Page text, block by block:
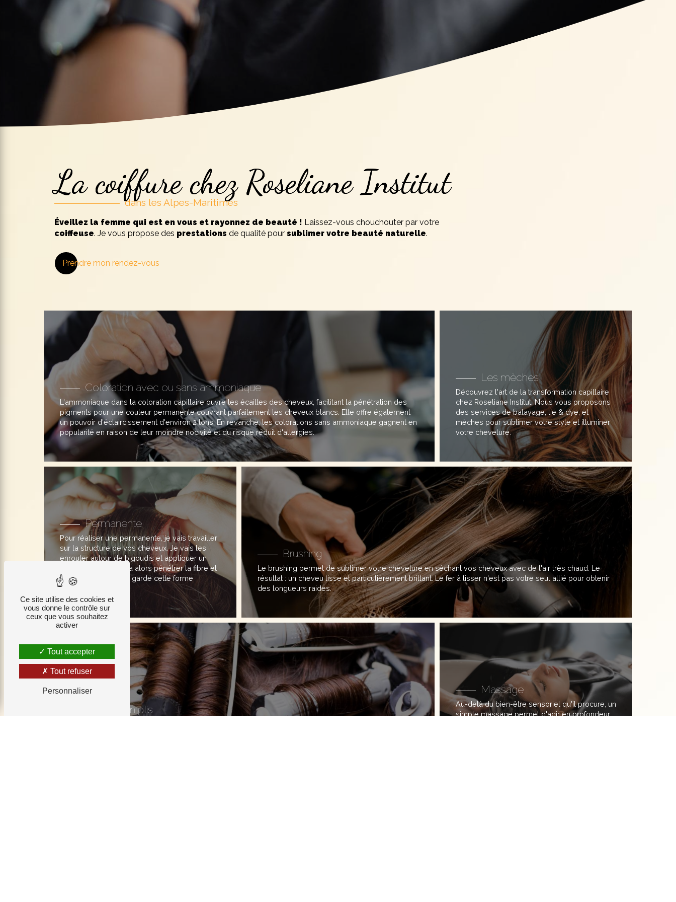
La coiffure chez Roseliane Institut
dans les Alpes-Maritimes
Éveillez la femme qui est en vous et rayonnez de beauté ! Laissez-vous chouchouter par votre
coiffeuse. Je vous propose des prestations de qualité pour sublimer votre beauté naturelle.
Prendre mon rendez-vous
Coloration avec ou sans ammoniaque
L'ammoniaque dans la coloration capillaire ouvre les écailles des cheveux, facilitant la pénétration des
pigments pour une couleur permanente couvrant parfaitement les cheveux blancs. Elle offre également
un pouvoir d'éclaircissement d'environ 2 tons. En revanche, les colorations sans ammoniaque gagnent en
popularité en raison de leur moindre nocivité et du risque réduit d'allergies.
Les mèches
Découvrez l'art de la transformation capillaire
chez Roseliane Institut. Nous vous proposons
des services de balayage, tie & dye, et
mèches pour sublimer votre style et illuminer
votre chevelure.
Permanente
Pour réaliser une permanente, je vais travailler
sur la structure de vos cheveux. Je vais les
enrouler autour de bigoudis et appliquer un
produit. Ce dernier va alors pénétrer la fibre et
faire en sorte qu'elle garde cette forme
arrondie.
Brushing
Le brushing permet de sublimer votre chevelure en séchant vos cheveux avec de l'air très chaud. Le
résultat : un cheveu lisse et particulièrement brillant. Le fer à lisser n'est pas votre seul allié pour obtenir
des longueurs raides.
La mise en plis
Massage
Au-delà du bien-être sensoriel qu'il procure, un
simple massage permet d'agir en profondeur
Ce site utilise des cookies et
vous donne le contrôle sur
ceux que vous souhaitez
activer
Tout accepter
Tout refuser
Personnaliser